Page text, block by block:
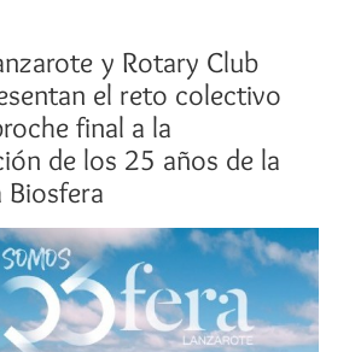
y Rotary Club
el reto colectivo
final a la
de los 25 años de la
Biosfera